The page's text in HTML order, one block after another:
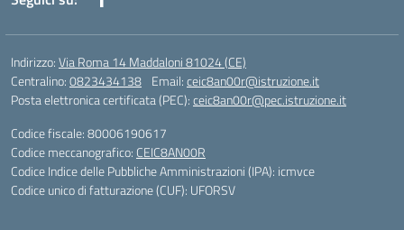
Indirizzo:Via Roma 14 Maddaloni 81024 (CE)
Centralino:0823434138 Email:ceic8an00r@istruzione.it
Posta elettronica certificata (PEC):ceic8an00r@pec.istruzione.it
Codice fiscale: 80006190617
Codice meccanografico: CEIC8AN00R
Codice Indice delle Pubbliche Amministrazioni (IPA): icmvce
Codice unico di fatturazione (CUF): UFORSV